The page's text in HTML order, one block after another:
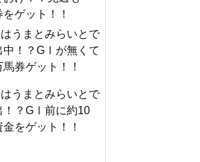
ゲット！！
うまとみらいとで
中！？GⅠが無くて
券ゲット！！
うまとみらいとで
！？GⅠ前に約10
をゲット！！